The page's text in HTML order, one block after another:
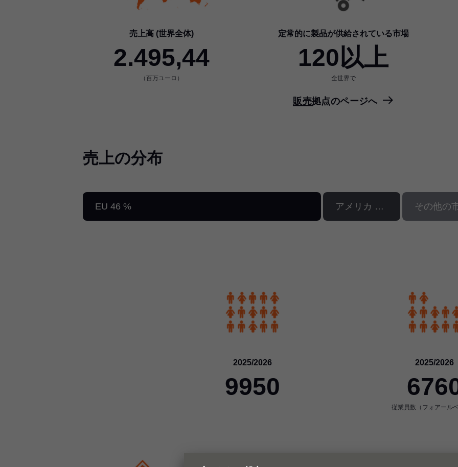
売上高 (世界全体)
2.495,44
（百万ユーロ）
定常的に製品が供給されている市場
120以上
全世界で
販売拠点のページへ
売上の分布
EU 46 % アメリカ 15 % その他の
2025/2026
9950
2025/2026
従業員数（フォアール